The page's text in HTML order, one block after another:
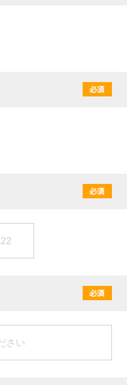
必須
必須
必須